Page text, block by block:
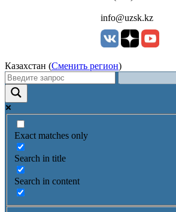
info@uzsk.kz
Казахстан (Сменить регион)
Exact matches only
Search in title
Search in content